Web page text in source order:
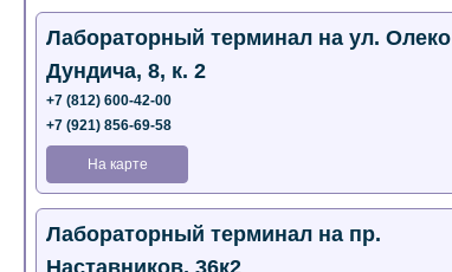
Лабораторный терминал на ул. Олеко
Дундича, 8, к. 2
+7 (812) 600-42-00
+7 (921) 856-69-58
На карте
Лабораторный терминал на пр.
Наставников, 36к2